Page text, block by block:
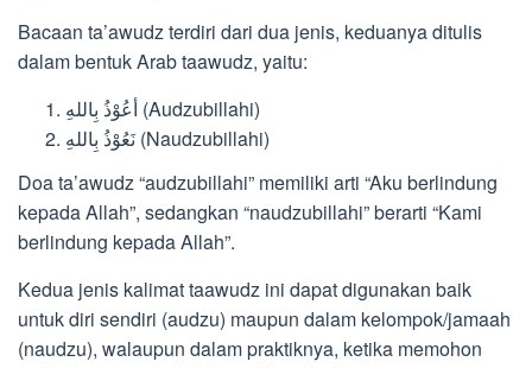
Bacaan ta’awudz terdiri dari dua jenis, keduanya ditulis
dalam bentuk Arab taawudz, yaitu:
أعُوْذُ بِاللهِ (Audzubillahi)
نَعُوْذُ بِاللهِ (Naudzubillahi)
Doa ta’awudz “audzubillahi” memiliki arti “Aku berlindung
kepada Allah”, sedangkan “naudzubillahi” berarti “Kami
berlindung kepada Allah”.
Kedua jenis kalimat taawudz ini dapat digunakan baik
untuk diri sendiri (audzu) maupun dalam kelompok/jamaah
(naudzu), walaupun dalam praktiknya, ketika memohon